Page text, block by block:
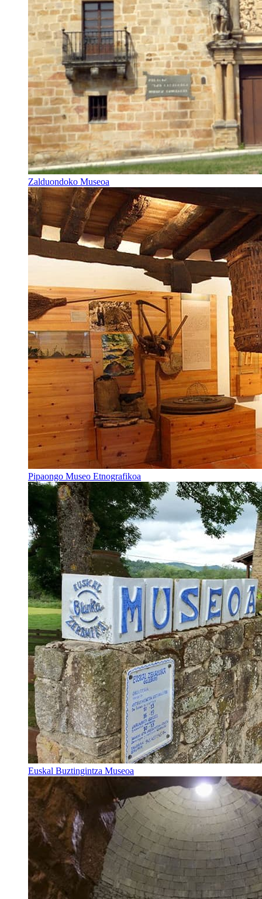
Zalduondoko Museoa
Pipaongo Museo Etnografikoa
Euskal Buztingintza Museoa